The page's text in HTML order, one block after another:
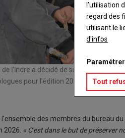
l'Indre a décidé de suspendre
pour l'édition 2027. © Archives
l'ensemble des membres du bureau
2026. « C'est dans le but de préserver
l’utilisation
regard des
utilisant le
d'infos
Tout